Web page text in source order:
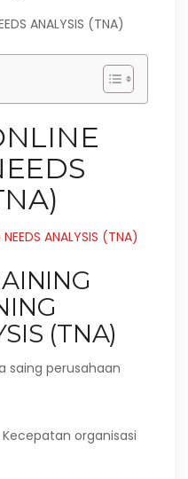
ANALYSIS (TNA)
(TNA)
saing perusahaan
organisasi